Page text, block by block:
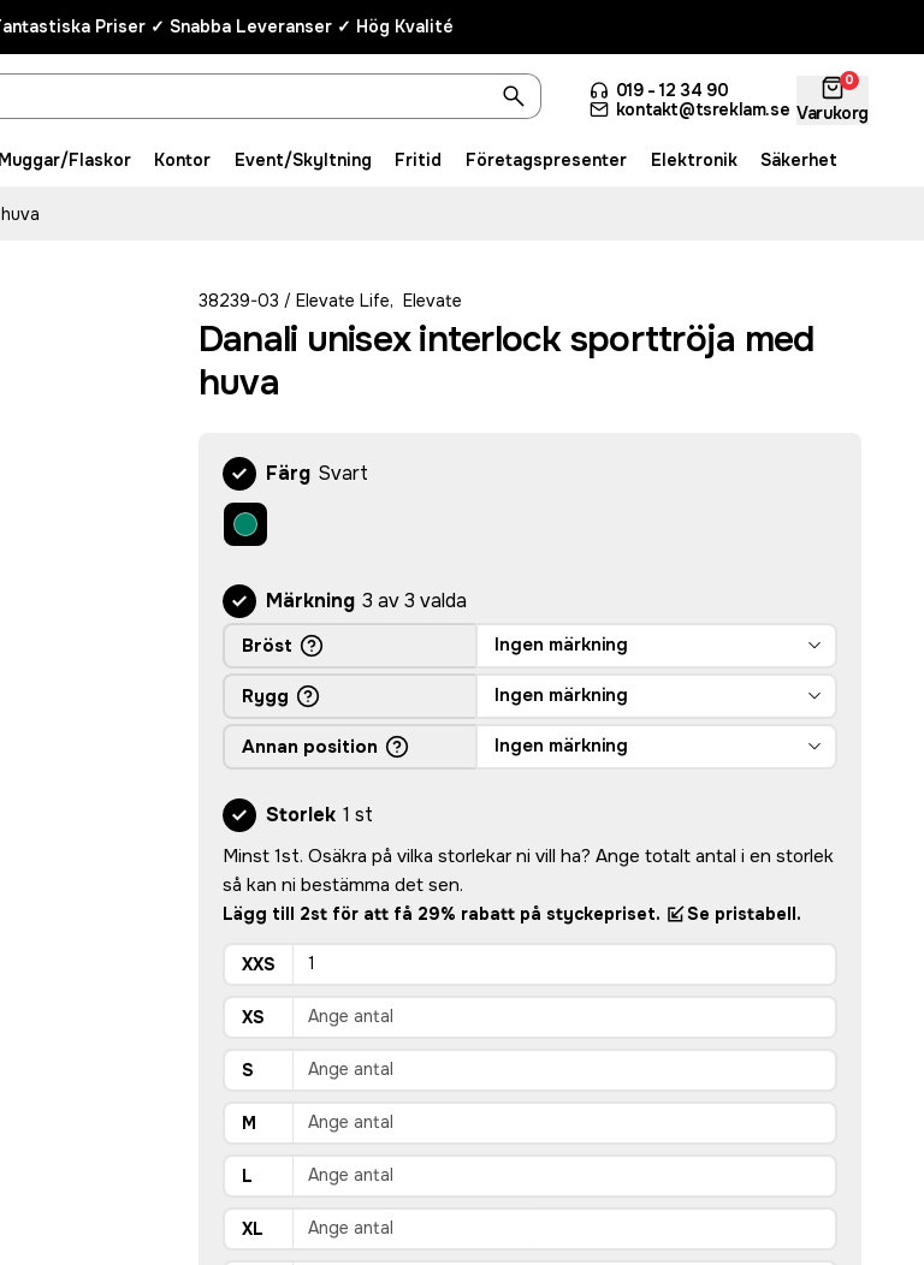
Priser ✓ Snabba Leveranser ✓ Hög Kvalité
019 - 12 34 90
kontakt@tsreklam.se
0
Varukorg
Muggar/Flaskor Kontor Event/Skyltning Fritid Företagspresenter Elektronik Säkerhet
38239-03 / Elevate Life, Elevate
Danali unisex interlock sporttröja med
huva
Färg Svart
Märkning 3 av 3 valda
Bröst Ingen märkning
Rygg Ingen märkning
Annan position Ingen märkning
Storlek 1 st
Minst 1st. Osäkra på vilka storlekar ni vill ha? Ange totalt antal i en storlek
så kan ni bestämma det sen.
Lägg till 2st för att få 29% rabatt på styckepriset. Se pristabell.
XXS
XS
S
M
L
XL